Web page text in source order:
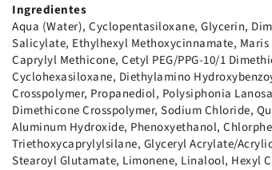
Ingredientes
Aqua (Water), Cyclopentasiloxane, Glycerin,
Salicylate, Ethylhexyl Methoxycinnamate,
Caprylyl Methicone, Cetyl PEG/PPG-10/1
Cyclohexasiloxane, Diethylamino
Crosspolymer, Propanediol, Polysiphonia
Dimethicone Crosspolymer, Sodium Chloride,
Aluminum Hydroxide, Phenoxyethanol,
Triethoxycaprylylsilane, Glyceryl Acrylate/
Stearoyl Glutamate, Limonene, Linalool, Hexyl